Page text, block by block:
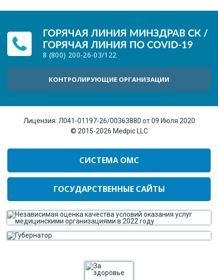
ГОРЯЧАЯ ЛИНИЯ МИНЗДРАВ СК /
ГОРЯЧАЯ ЛИНИЯ ПО COVID-19
8 (800) 200-26-03/122
КОНТРОЛИРУЮЩИЕ ОРГАНИЗАЦИИ
Лицензия: Л041-01197-26/00363880 от 09 Июля 2020
© 2015-2026 Medpic LLC
СИСТЕМА ОМС
ГОСУДАРСТВЕННЫЕ САЙТЫ